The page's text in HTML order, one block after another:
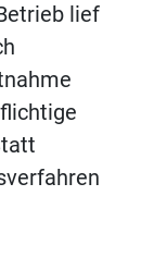
lief